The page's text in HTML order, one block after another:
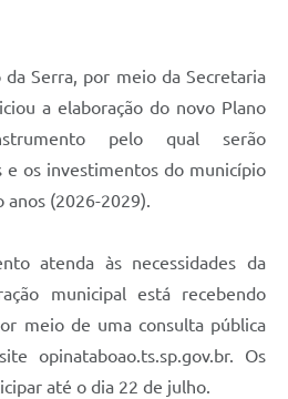
Serra, por meio da Secretaria
a elaboração do novo Plano
pelo qual serão
e os investimentos do município
anos (2026-2029).
atenda às necessidades da
municipal está recebendo
meio de uma consulta pública
opinataboao.ts.sp.gov.br. Os
até o dia 22 de julho.